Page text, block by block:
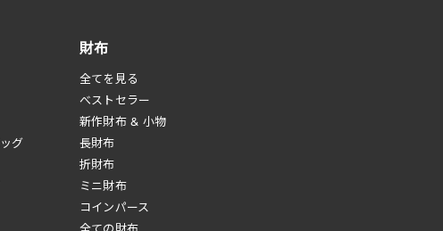
財布
全てを見る
べストセラー
新作財布 & 小物
長財布
折財布
ミニ財布
コインパース
全ての財布
グ